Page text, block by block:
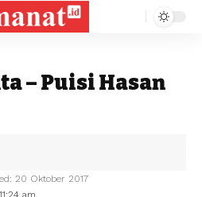
– Puisi Hasan
am
20 Oktober 2017